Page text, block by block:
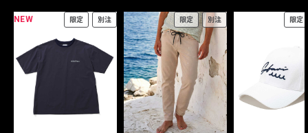
NEW 限定 別注 限定 別注 限定